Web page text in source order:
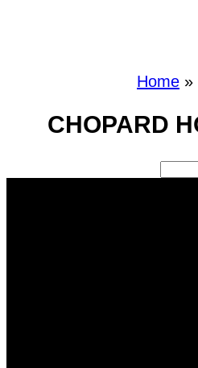
Home »